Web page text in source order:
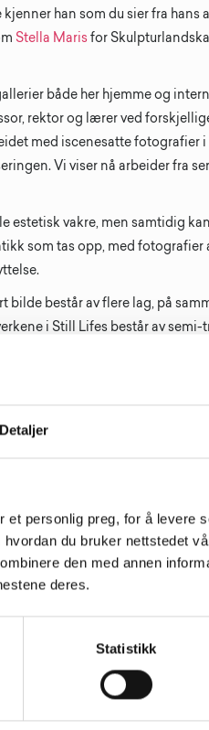
Detaljer
personlig preg, for å levere
du bruker nettstedet
den med annen
deres.
Statistikk
han som du sier fra hans
Stella Maris for
både her hjemme og
rektor og lærer ved
med iscenesatte fotografier
Vi viser nå arbeider fra
estetisk vakre, men samtidig
som tas opp, med fotografier
bilde består av flere lag, på
i Still Lifes består av
beskriver drømmen for
er eksempelvis et
Hage eller en rykende
kone Sølvi, skrev en gang
som tilhørte Hades, og som
arbeider nøyer seg
Noen besøkende opplever
en fra Tordenskioldsgate 7 og
seg.